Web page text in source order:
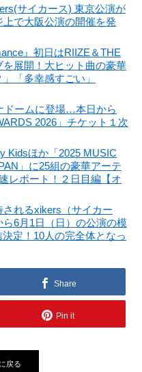
サイカース) 東京公演が
で大阪公演の開催を発
』初日はRIIZE＆THE
展開！大ヒット曲の豪華
「多幸感すごい」
ドームに登場…本日から
2026」チケット１次
Kidsほか「2025 MUSIC
」に25組の豪華アーテ
レポート！２日目編【オ
れるxikers（サイカー
6月1日（日）の公演の模
定！10人の完全体となっ
Share
Pin it
戻る